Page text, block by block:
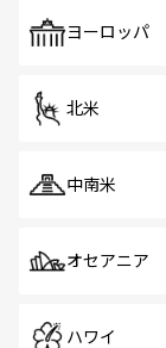
で、
ヨーロッパ
北米
中南米
オセアニア
ハワイ